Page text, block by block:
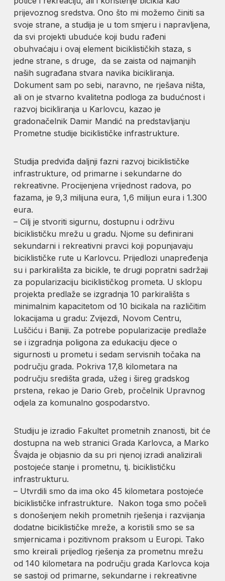
prijevoznog sredstva. Ono što mi možemo činiti sa
svoje strane, a studija je u tom smjeru i napravljena,
da svi projekti ubuduće koji budu rađeni
obuhvaćaju i ovaj element biciklističkih staza, s
jedne strane, s druge, da se zaista od najmanjih
naših sugrađana stvara navika bicikliranja.
Dokument sam po sebi, naravno, ne rješava ništa,
ali on je stvarno kvalitetna podloga za budućnost i
razvoj bicikliranja u Karlovcu, kazao je
gradonačelnik Damir Mandić na predstavljanju
Prometne studije biciklističke infrastrukture.
Studija predviđa daljnji fazni razvoj biciklističke
infrastrukture, od primarne i sekundarne do
rekreativne. Procijenjena vrijednost radova, po
fazama, je 9,3 milijuna eura, 1,6 milijun eura i 1.300
eura.
– Cilj je stvoriti sigurnu, dostupnu i održivu
biciklističku mrežu u gradu. Njome su definirani
sekundarni i rekreativni pravci koji popunjavaju
biciklističke rute u Karlovcu. Prijedlozi unapređenja
su i parkirališta za bicikle, te drugi popratni sadržaji
za popularizaciju biciklističkog prometa. U sklopu
projekta predlaže se izgradnja 10 parkirališta s
minimalnim kapacitetom od 10 bicikala na različitim
lokacijama u gradu: Zvijezdi, Novom Centru,
Luščiću i Baniji. Za potrebe popularizacije predlaže
se i izgradnja poligona za edukaciju djece o
sigurnosti u prometu i sedam servisnih točaka na
području grada. Pokriva 17,8 kilometara na
području središta grada, užeg i šireg gradskog
prstena, rekao je Dario Greb, pročelnik Upravnog
odjela za komunalno gospodarstvo.
Studiju je izradio Fakultet prometnih znanosti, bit će
dostupna na web stranici Grada Karlovca, a Marko
Švajda je objasnio da su pri njenoj izradi analizirali
postojeće stanje i prometnu, tj. biciklističku
infrastrukturu.
– Utvrdili smo da ima oko 45 kilometara postojeće
biciklističke infrastrukture. Nakon toga smo počeli
s donošenjem nekih prometnih rješenja i razvijanja
dodatne biciklističke mreže, a koristili smo se sa
smjernicama i pozitivnom praksom u Europi. Tako
smo kreirali prijedlog rješenja za prometnu mrežu
od 140 kilometara na području grada Karlovca koja
se sastoji od primarne, sekundarne i rekreativne